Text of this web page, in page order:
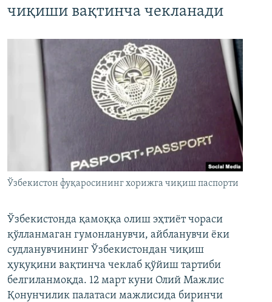
чиқиши вақтинча чекланади
Ўзбекистон фуқаросининг хорижга чиқиш паспорти
Ўзбекистонда қамоққа олиш эҳтиёт чораси
қўлланмаган гумонланувчи, айбланувчи ёки
судланувчининг Ўзбекистондан чиқиш
ҳуқуқини вақтинча чеклаб қўйиш тартиби
белгиланмоқда. 12 март куни Олий Мажлис
Қонунчилик палатаси мажлисида биринчи